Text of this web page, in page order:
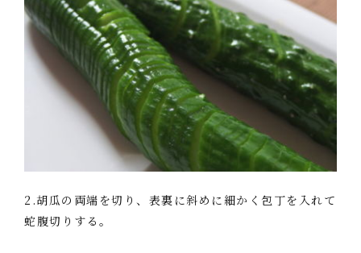
2.胡瓜の両端を切り、表裏に斜めに細かく包丁を入れて
蛇腹切りする。